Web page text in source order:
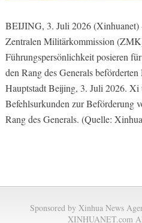
BEIJING, 3. Juli 2026
Zentralen Militärkommission
Führungspersönlichkeit posieren
den Rang des Generals
Hauptstadt Beijing, 3. Juli 2026. Xi
Befehlsurkunden zur Beförderung
Rang des Generals. (Quelle:
Sponsored by Xinhua News
XINHUANET.com